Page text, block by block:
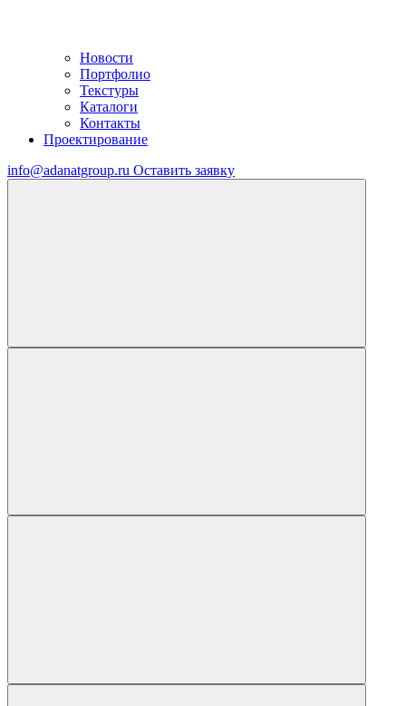
Новости
Портфолио
Текстуры
Каталоги
Контакты
Проектирование
info@adanatgroup.ru Оставить заявку